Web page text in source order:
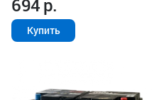
694р.
Купить